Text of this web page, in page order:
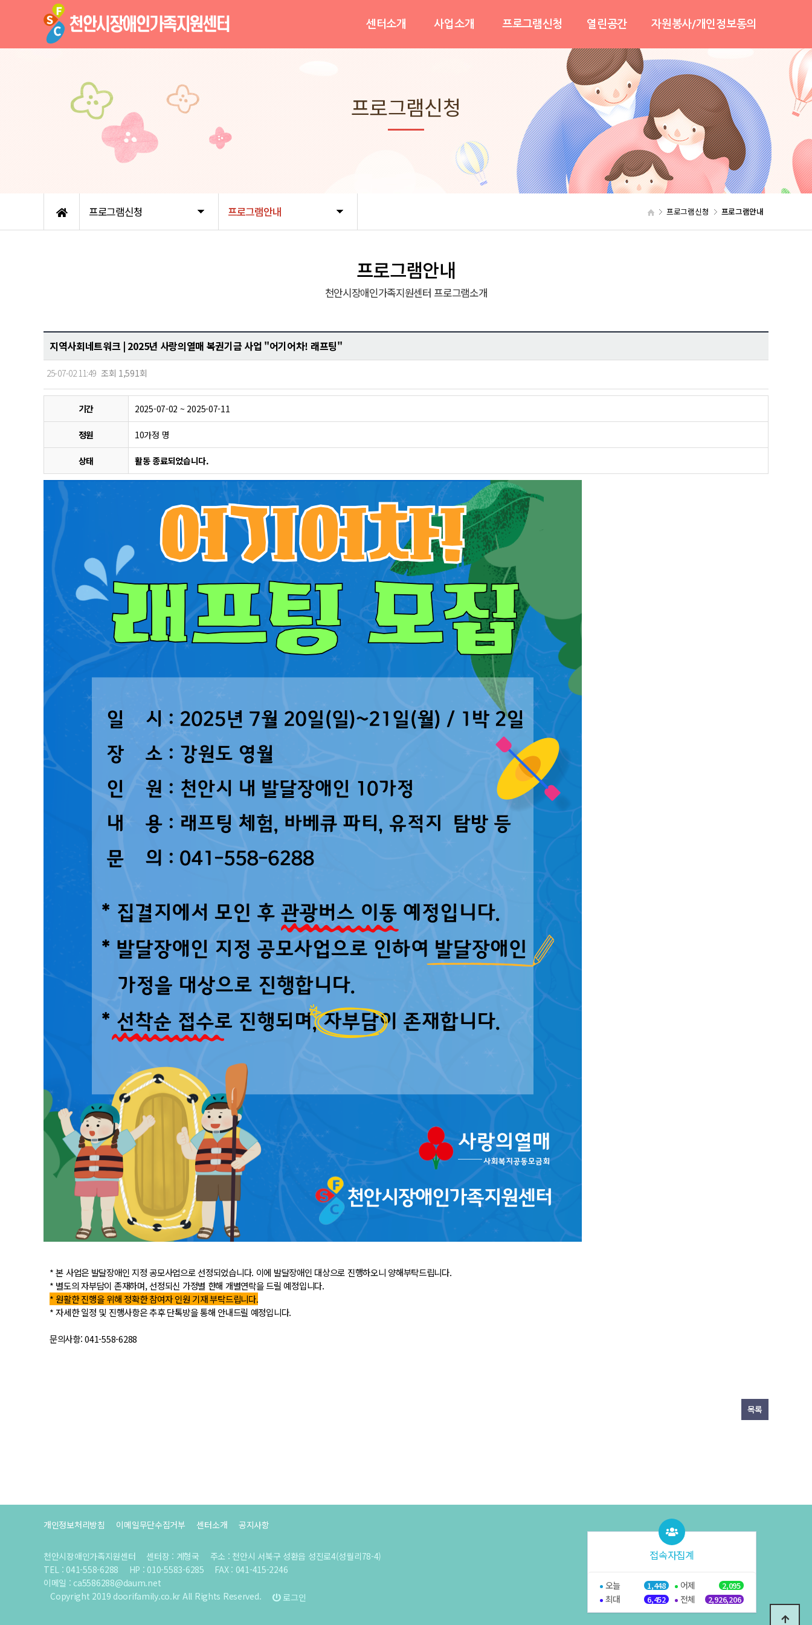
센터소개
기관연혁
사업소개
사례관리지원사업
정책기획사업
프로그램신청
참여후기
열린공간
센터소식
사진및영상
보도자료
자유게시판
온라인상담
센터일정안내
자원봉사/개인정보동의
자원봉사활동안내
자원봉사활동신청
개인정보동의
협력기관
프로그램신청 프로그램안내 프로그램신청 프로그램안내
프로그램신청
프로그램안내
천안시장애인가족지원센터 프로그램소개
지역사회네트워크 | 2025년 사랑의열매 복권기금 사업 "어기어차! 래프팅"
25-07-02 11:49 조회 1,591회
기간 2025-07-02 ~ 2025-07-11
정원 10가정 명
상태 활동 종료되었습니다.
* 본 사업은 발달장애인 지정 공모사업으로 선정되었습니다. 이에 발달장애인 대상으로 진행하오니 양해부탁드립니다.
* 별도의 자부담이 존재하며, 선정되신 가정별 한해 개별연락을 드릴 예정입니다.
* 원활한 진행을 위해 정확한 참여자 인원 기재 부탁드립니다.
* 자세한 일정 및 진행사항은 추후 단톡방을 통해 안내드릴 예정입니다.
문의사항: 041-558-6288
목록
개인정보처리방침 이메일무단수집거부 센터소개 공지사항
천안시장애인가족지원센터 센터장 : 계형국
주소 : 천안시 서북구 성환읍 성진로4(성월리78-4)
TEL : 041-558-6288
HP : 010-5583-6285
FAX : 041-415-2246
이메일 : ca5586288@daum.net
Copyright 2019 doorifamily.co.kr All Rights Reserved.
로그인
접속자집계
오늘 1,448 어제 2,095
최대 6,452 전체 2,926,206